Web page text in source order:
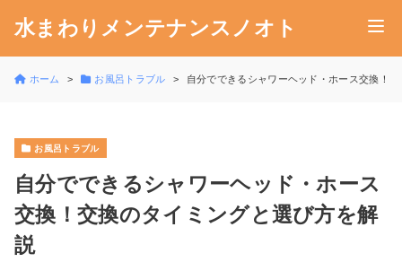
水まわりメンテナンスノオト
ホーム お風呂トラブル 自分でできるシャワーヘッド・ホース交換！
お風呂トラブル
自分でできるシャワーヘッド・ホース
交換！交換のタイミングと選び方を解
説